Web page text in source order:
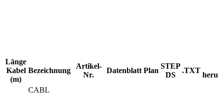
Länge
Kabel
(m)
Bezeichnung
Artikel-
Nr.
Datenblatt Plan
STEP
DS
.TXT
CABL